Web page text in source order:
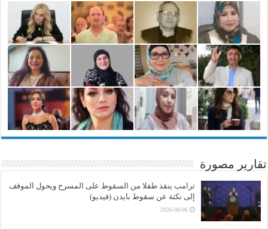
تقارير مصورة
ترامب ينقذ طفلا من السقوط على المسرح ويحول الموقف
إلى نكتة عن سقوط بايدن (فيديو)
2026-08-06